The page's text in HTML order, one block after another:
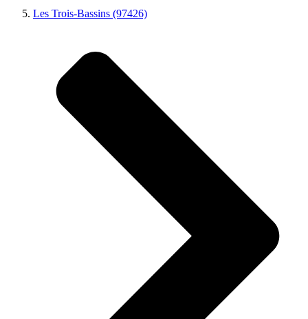
Les Trois-Bassins (97426)